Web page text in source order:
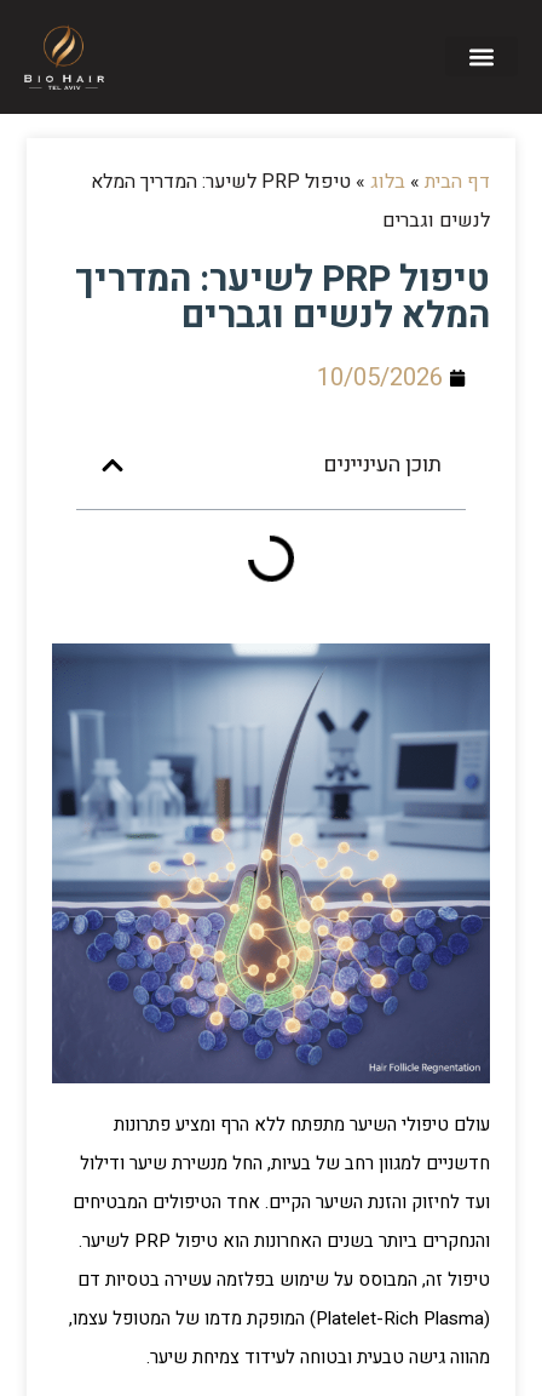
דף הבית» בלוג»
טיפול PRP לשיער: המדריך המלא
לנשים וגברים
טיפול PRP לשיער: המדריך
המלא לנשים וגברים
תוכן העיניינים
10/05/2026
עולם טיפולי השיער מתפתח ללא הרף ומציע פתרונות
חדשניים למגוון רחב של בעיות, החל מנשירת שיער ודילול
ועד לחיזוק והזנת השיער הקיים. אחד הטיפולים המבטיחים
והנחקרים ביותר בשנים האחרונות הוא טיפול PRP לשיער.
טיפול זה, המבוסס על שימוש בפלזמה עשירה בטסיות דם
(Platelet-Rich Plasma) המופקת מדמו של המטופל עצמו,
מהווה גישה טבעית ובטוחה לעידוד צמיחת שיער.